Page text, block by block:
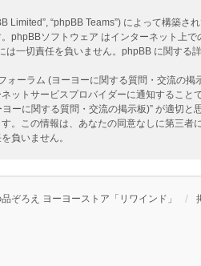
Limited”, “phpBB Teams”) によって構築さ
phpBBソフトウェア はインターネット上
一切責任を負いません。phpBB に関する
ーラム (ヨーヨーに関する質問・交流の
トサービスプロバイダーに通知するこ
に関する質問・交流の掲示板)” が適切
この情報は、あなたの同意なしに第三者
負いません。
ぞろえ ヨーヨーストア「リワインド」